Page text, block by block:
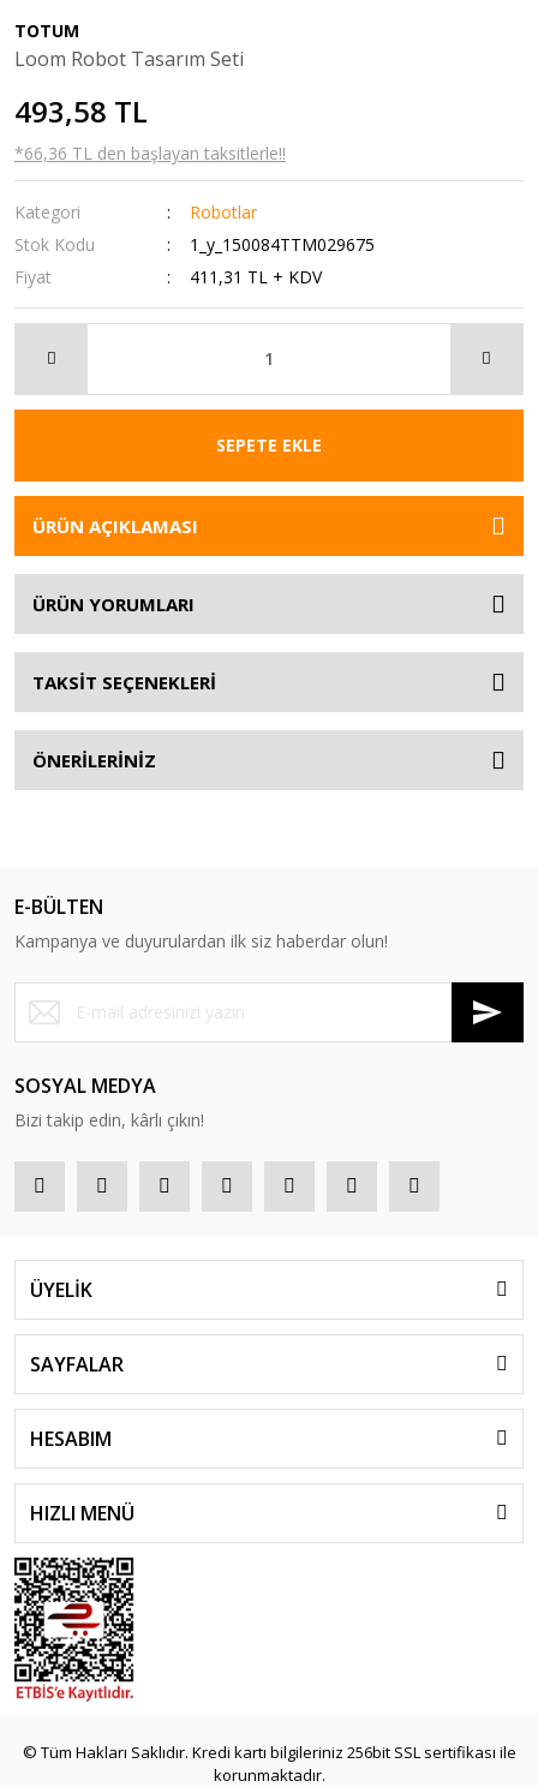
TOTUM
Loom Robot Tasarım Seti
493,58 TL
*66,36 TL den başlayan taksitlerle!!
Kategori
Robotlar
Stok Kodu
1_y_150084TTM029675
Fiyat
411,31 TL + KDV
SEPETE EKLE
ÜRÜN AÇIKLAMASI
ÜRÜN YORUMLARI
TAKSİT SEÇENEKLERİ
ÖNERİLERİNİZ
E-BÜLTEN
Kampanya ve duyurulardan ilk siz haberdar olun!
SOSYAL MEDYA
Bizi takip edin, kârlı çıkın!
ÜYELİK
SAYFALAR
HESABIM
HIZLI MENÜ
© Tüm Hakları Saklıdır. Kredi kartı bilgileriniz 256bit SSL sertifikası ile
korunmaktadır.